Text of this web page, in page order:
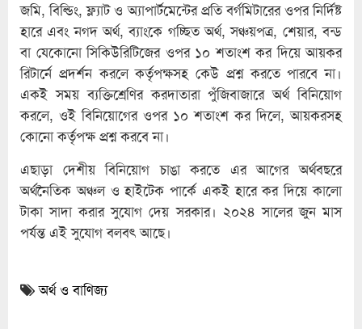
জমি, বিল্ডিং, ফ্ল্যাট ও অ্যাপার্টমেন্টের প্রতি বর্গমিটারের ওপর নির্দিষ্ট
হারে এবং নগদ অর্থ, ব্যাংকে গচ্ছিত অর্থ, সঞ্চয়পত্র, শেয়ার, বন্ড
বা যেকোনো সিকিউরিটিজের ওপর ১০ শতাংশ কর দিয়ে আয়কর
রিটার্নে প্রদর্শন করলে কর্তৃপক্ষসহ কেউ প্রশ্ন করতে পারবে না।
একই সময় ব্যক্তিশ্রেণির করদাতারা পুঁজিবাজারে অর্থ বিনিয়োগ
করলে, ওই বিনিয়োগের ওপর ১০ শতাংশ কর দিলে, আয়করসহ
কোনো কর্তৃপক্ষ প্রশ্ন করবে না।
এছাড়া দেশীয় বিনিয়োগ চাঙা করতে এর আগের অর্থবছরে
অর্থনৈতিক অঞ্চল ও হাইটেক পার্কে একই হারে কর দিয়ে কালো
টাকা সাদা করার সুযোগ দেয় সরকার। ২০২৪ সালের জুন মাস
পর্যন্ত এই সুযোগ বলবৎ আছে।
অর্থ ও বাণিজ্য